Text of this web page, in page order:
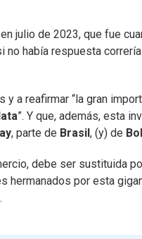
julio de 2023, que fue
no había respuesta
a reafirmar “la gran
”. Y que, además, esta
, parte de Brasil , (y) de
debe ser sustituida
por esta